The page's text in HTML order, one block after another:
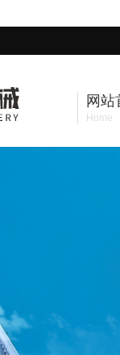
网站
Home